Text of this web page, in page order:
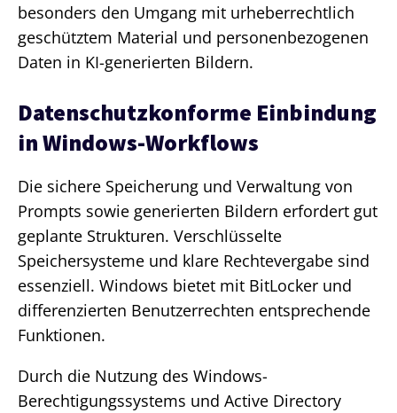
besonders den Umgang mit urheberrechtlich
geschütztem Material und personenbezogenen
Daten in KI-generierten Bildern.
Datenschutzkonforme Einbindung
in Windows-Workflows
Die sichere Speicherung und Verwaltung von
Prompts sowie generierten Bildern erfordert gut
geplante Strukturen. Verschlüsselte
Speichersysteme und klare Rechtevergabe sind
essenziell. Windows bietet mit BitLocker und
differenzierten Benutzerrechten entsprechende
Funktionen.
Durch die Nutzung des Windows-
Berechtigungssystems und Active Directory